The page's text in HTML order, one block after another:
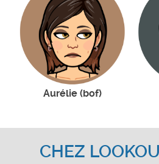
Aurélie (bof)
CHEZ